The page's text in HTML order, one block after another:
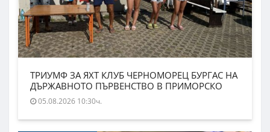
ТРИУМФ ЗА ЯХТ КЛУБ ЧЕРНОМОРЕЦ БУРГАС НА
ДЪРЖАВНОТО ПЪРВЕНСТВО В ПРИМОРСКО
05.08.2026 10:30ч.